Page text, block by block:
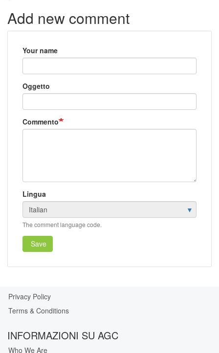
Add new comment
Your name
Oggetto
Commento
Lingua
The comment language code.
Save
Our
Privacy
Guarantee
Privacy Policy
Terms & Conditions
INFORMAZIONI SU AGC
Who We Are